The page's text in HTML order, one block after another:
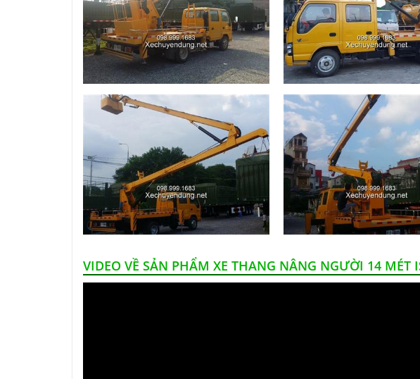
VIDEO VỀ SẢN PHẨM XE THANG NÂNG NGƯỜI 14 MÉT